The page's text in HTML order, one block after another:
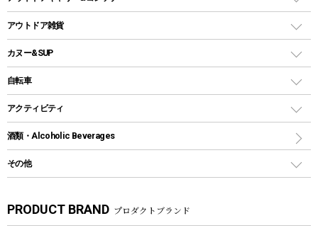
パラソル
テントアクセサリー
ペグ
グランドシート
ガイドロープ
ツール
鉄板、アミ
焚き火台&ストーブ
火起こし
バーベキューツール
燃料・着火剤・炭
クッカーセット
シェラカップ
クッキングツール
ナイフ
カトラリー
マグカップ、カップ
コップ付きタイプ
ワンタッチタイプ
プラスチックボトル
ディズニーボトル
クーラーバッグ
ウォータージャグ
保冷剤
アウトドアキャリー
アウトドア雑貨
バックパック&バッグ
リュック、バックパック
トートバッグ、サコッシュ
ショッピングキャリー
その他アウトドア雑貨
カヌー&SUP
インフレータブル
カヤック
パドル
ヘルメット
自転車
折りたたみ自転車
スポーツサイクル
シティサイクル
アクティビティ
マリン
ラッシュガード
酒類・Alcoholic Beverages
その他
湯たんぽ
PRODUCT BRAND プロダクトブランド